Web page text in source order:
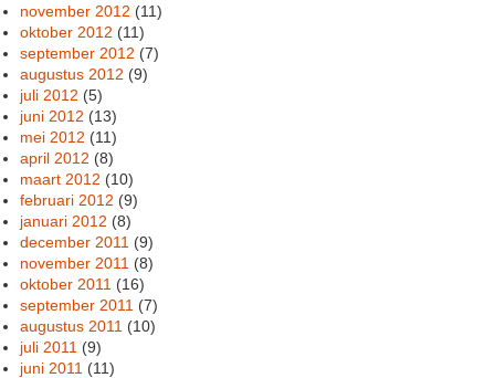
november 2012 (11)
oktober 2012 (11)
september 2012 (7)
augustus 2012 (9)
juli 2012 (5)
juni 2012 (13)
mei 2012 (11)
april 2012 (8)
maart 2012 (10)
februari 2012 (9)
januari 2012 (8)
december 2011 (9)
november 2011 (8)
oktober 2011 (16)
september 2011 (7)
augustus 2011 (10)
juli 2011 (9)
juni 2011 (11)